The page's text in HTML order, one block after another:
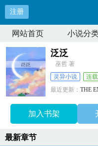
注册
网站首页 小说分
泛泛
巫哲 著
灵异小说
连
最近更新：THE
加入书架
最新章节